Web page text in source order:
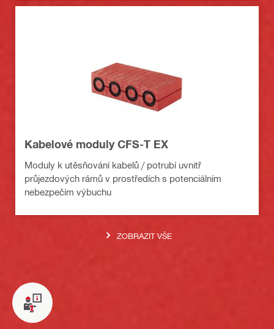
Kabelové moduly CFS-T EX
Moduly k utěsňování kabelů / potrubí uvnitř
průjezdových rámů v prostředích s potenciálním
nebezpečím výbuchu
ZOBRAZIT VŠE